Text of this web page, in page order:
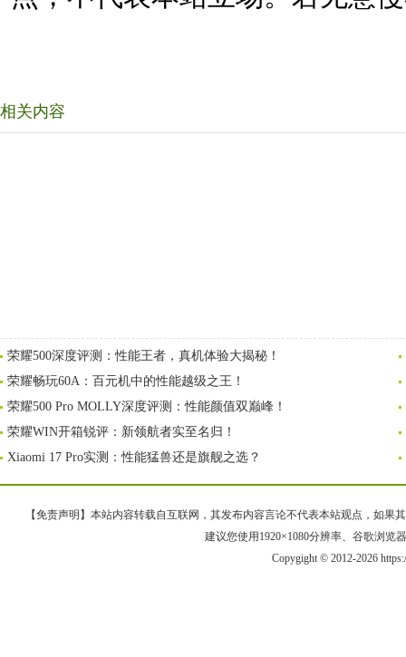
相关内容
荣耀500深度评测：性能王者，真机体验大揭秘！
荣耀畅玩60A：百元机中的性能越级之王！
荣耀500 Pro MOLLY深度评测：性能颜值双巅峰！
荣耀WIN开箱锐评：新领航者实至名归！
Xiaomi 17 Pro实测：性能猛兽还是旗舰之选？
【免责声明】本站内容转载自互联网，其发布内容言论不代表本站观点，如果
建议您使用1920×1080分辨率、谷歌浏览
Copygight © 2012-2026